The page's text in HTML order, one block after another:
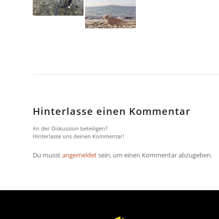
Hinterlasse einen Kommentar
An der Diskussion beteiligen?
Hinterlasse uns deinen Kommentar!
Du musstangemeldetsein, um einen Kommentar abzugeben.